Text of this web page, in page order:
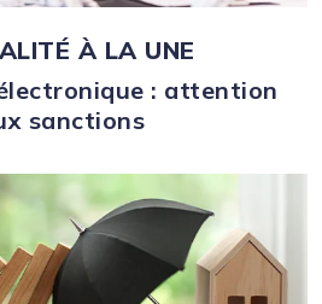
À LA UNE
: attention
sanctions